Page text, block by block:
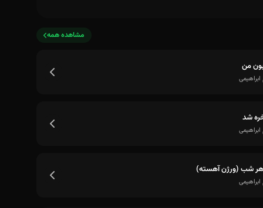
مشاهده همه
من
شد
شب (ورژن آهسته)